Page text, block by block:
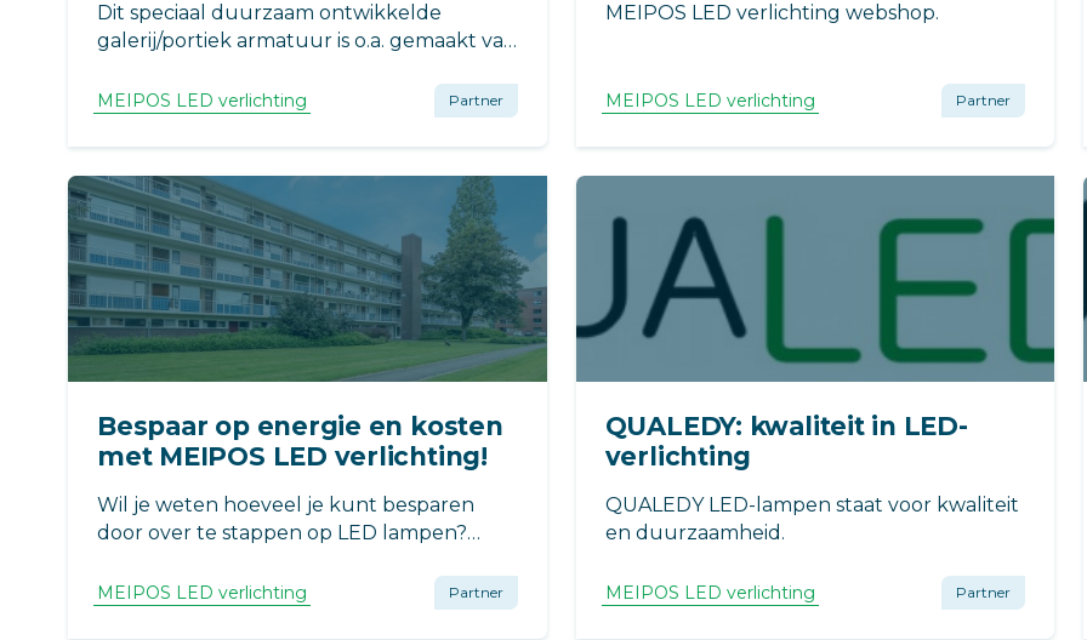
Dit speciaal duurzaam ontwikkelde
galerij/portiek armatuur is o.a. gemaakt van
armatuur is voorzien van ons QUALEDY
LED T5 buisje. Hiermee is deze lamp de
meest milieu- en onderhoudsvriendelijke
optie in de markt.
MEIPOS LED verlichting Partner
MEIPOS LED verlichting webshop.
MEIPOS LED verlichting Partner
Bespaar op energie en kosten
met MEIPOS LED verlichting!
Wil je weten hoeveel je kunt besparen
door over te stappen op LED lampen?
Besparingscalculator.
MEIPOS LED verlichting Partner
QUALEDY: kwaliteit in LED-
verlichting
QUALEDY LED-lampen staat voor kwaliteit
en duurzaamheid.
MEIPOS LED verlichting Partner